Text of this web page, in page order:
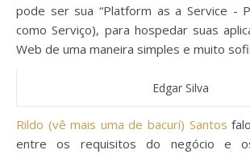
pode ser sua “Platform as a Service -
como Serviço), para hospedar suas
Web de uma maneira simples e muito
Edgar Silva
Rildo (vê mais uma de bacurí) Santos
entre os requisitos do negócio e